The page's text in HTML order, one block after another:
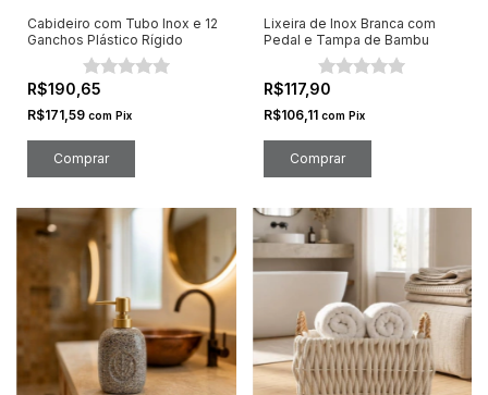
Cabideiro com Tubo Inox e 12
Ganchos Plástico Rígido
R$190,65
R$171,59 com Pix
Lixeira de Inox Branca com
Pedal e Tampa de Bambu
R$117,90
R$106,11 com Pix
Comprar